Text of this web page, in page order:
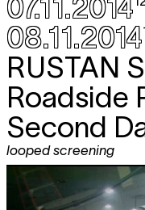
07.11.2014
08.11.2014
RUSTAN
Roadside
Second
looped screening